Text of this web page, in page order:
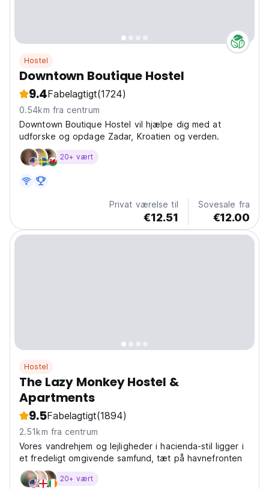
Hostel
Downtown Boutique Hostel
9.4Fabelagtigt(1724)
0.54km fra centrum
Downtown Boutique Hostel vil hjælpe dig med at
udforske og opdage Zadar, Kroatien og verden.
20+ vært
Privat værelse til
€12.51
Sovesale fra
€12.00
Hostel
The Lazy Monkey Hostel &
Apartments
9.5Fabelagtigt(1894)
2.51km fra centrum
Vores vandrehjem og lejligheder i hacienda-stil ligger i
et fredeligt omgivende samfund, tæt på havnefronten
20+ vært